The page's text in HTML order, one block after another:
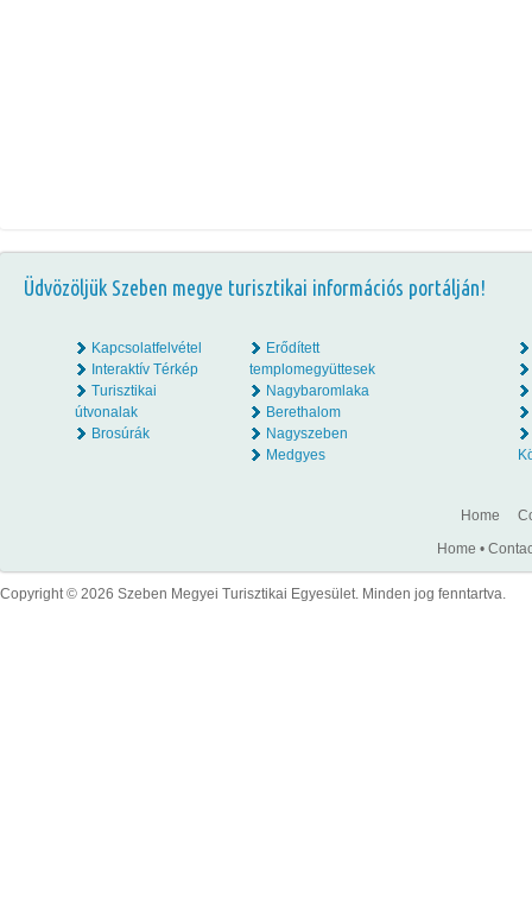
Üdvözöljük Szeben megye turisztikai információs portálján!
Kapcsolatfelvétel
Interaktív Térkép
Turisztikai
útvonalak
Brosúrák
Erődített
templomegyüttesek
Nagybaromlaka
Berethalom
Nagyszeben
Medgyes
Home
Home •
Copyright © 2026 Szeben Megyei Turisztikai Egyesület. Minden jog fenntartva.